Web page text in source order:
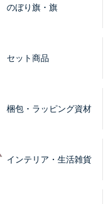
のぼり旗・旗
セット商品
梱包・ラッピング資材
インテリア・生活雑貨